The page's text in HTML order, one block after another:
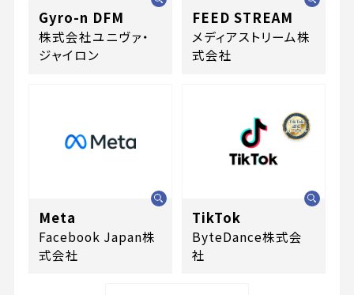
Gyro-n DFM
株式会社ユニヴァ・
ジャイロン
FEED STREAM
メディアストリーム株
式会社
Meta
Facebook Japan株
式会社
TikTok
ByteDance株式会
社